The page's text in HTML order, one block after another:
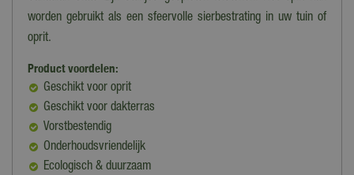
worden gebruikt als een sfeervolle sierbestrating in uw tuin of
oprit.
Product voordelen:
Geschikt voor oprit
Geschikt voor dakterras
Vorstbestendig
Onderhoudsvriendelijk
Ecologisch & duurzaam